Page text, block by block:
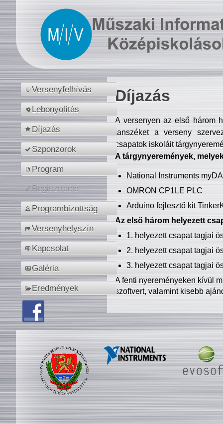
Versenyfelhívás
Lebonyolítás
Díjazás
Szponzorok
Program
Regisztráció
Programbizottság
Versenyhelyszín
Kapcsolat
Galéria
Eredmények
Díjazás
A versenyen az első három
tanszéket a verseny
csapatok iskoláit
A tárgynyeremények,
National Instruments
OMRON CP1LE PLC
Arduino fejlesztő kit
Az első három helyezett
1. helyezett csapat tagjai
2. helyezett csapat tagjai
3. helyezett csapat tagjai
A fenti nyereményeken kívül
szoftvert, valamint kisebb